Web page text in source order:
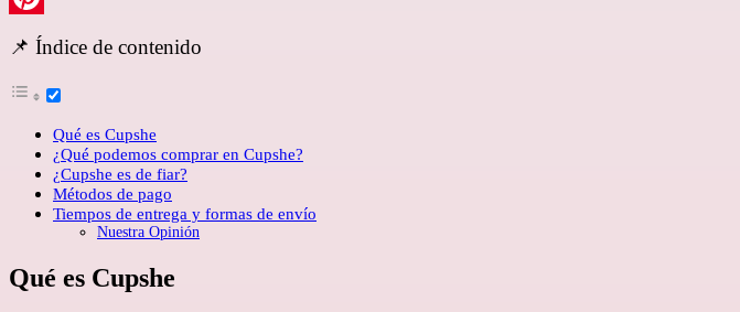
Pinterest
📌 Índice de contenido
Qué es Cupshe
¿Qué podemos comprar en Cupshe?
¿Cupshe es de fiar?
Métodos de pago
Tiempos de entrega y formas de envío
Nuestra Opinión
Qué es Cupshe